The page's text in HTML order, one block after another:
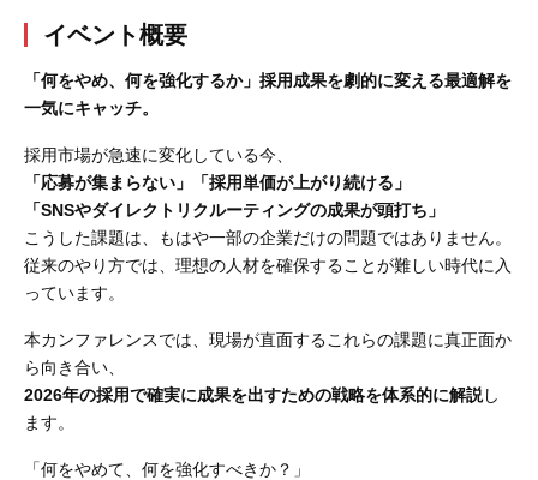
お問合わせ・無料見積もり
資料ダウンロード
イベント概要
「何をやめ、何を強化するか」採用成果を劇的に変える最適解を
一気にキャッチ。
採用市場が急速に変化している今、
「応募が集まらない」「採用単価が上がり続ける」
「SNSやダイレクトリクルーティングの成果が頭打ち」
こうした課題は、もはや一部の企業だけの問題ではありません。
従来のやり方では、理想の人材を確保することが難しい時代に入
っています。
本カンファレンスでは、現場が直面するこれらの課題に真正面か
ら向き合い、
2026年の採用で確実に成果を出すための戦略を体系的に解説し
ます。
「何をやめて、何を強化すべきか？」